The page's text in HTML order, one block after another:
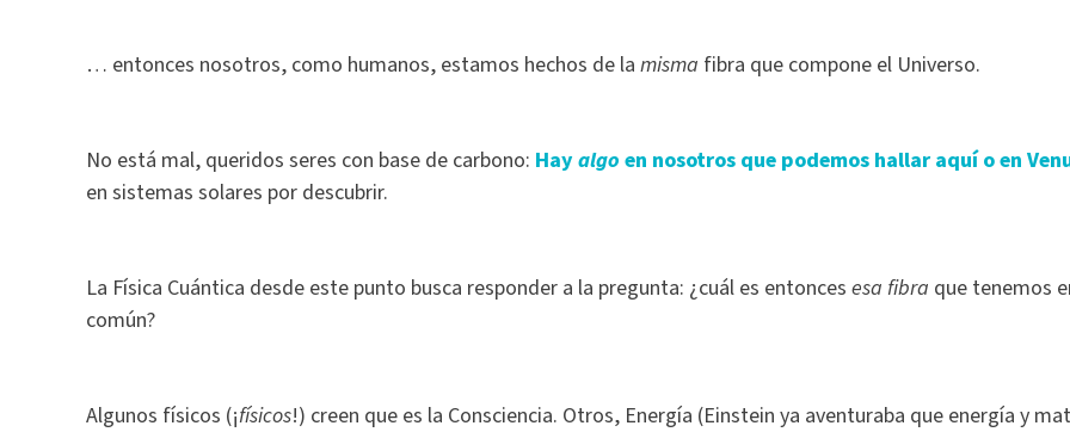
… entonces nosotros, como humanos, estamos hechos de la misma fibra que compone el Universo.
No está mal, queridos seres con base de carbono: Hayalgo en nosotros que podemos hallar aquí o en
en sistemas solares por descubrir.
La Física Cuántica desde este punto busca responder a la pregunta: ¿cuál es entonces esa fibra que tenemos
común?
Algunos físicos (¡físicos!) creen que es la Consciencia. Otros, Energía (Einstein ya aventuraba que energía y